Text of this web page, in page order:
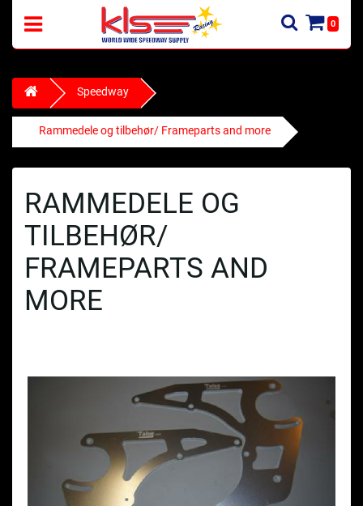
0
Speedway
Rammedele og tilbehør/ Frameparts and more
RAMMEDELE OG
TILBEHØR/
FRAMEPARTS AND
MORE